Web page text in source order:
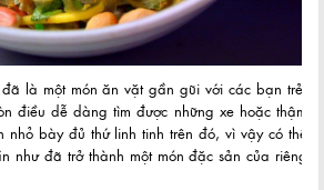
là một món ăn vặt gần gũi với các bạn trẻ,
điều dễ dàng tìm được những xe hoặc thậm
bày đủ thứ linh tinh trên đó, vì vậy có thể
như đã trở thành một món đặc sản của riêng